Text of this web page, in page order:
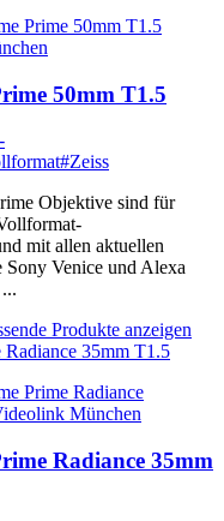
50mm T1.5
#Zeiss
Objektive sind für
mit allen aktuellen
Venice und Alexa
Produkte anzeigen
Radiance 35mm T1.5
Radiance 35mm